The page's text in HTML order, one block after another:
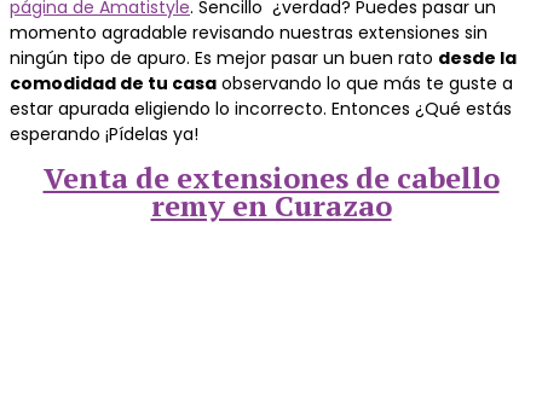
página de Amatistyle. Sencillo ¿verdad? Puedes pasar un
momento agradable revisando nuestras extensiones sin
ningún tipo de apuro. Es mejor pasar un buen rato desde la
comodidad de tu casa observando lo que más te guste a
estar apurada eligiendo lo incorrecto. Entonces ¿Qué estás
esperando ¡Pídelas ya!
Venta de extensiones de cabello
remy en Curazao